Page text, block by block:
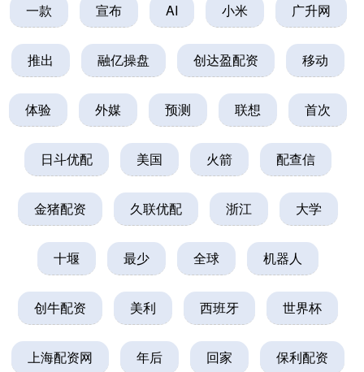
一款 宣布 AI 小米 广升网
推出 融亿操盘 创达盈配资 移动
体验 外媒 预测 联想 首次
日斗优配 美国 火箭 配查信
金猪配资 久联优配 浙江 大学
十堰 最少 全球 机器人
创牛配资 美利 西班牙 世界杯
上海配资网 年后 回家 保利配资